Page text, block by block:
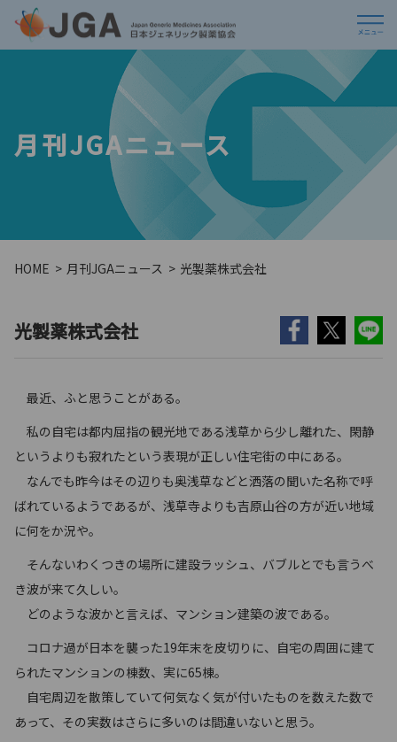
月刊JGAニュース
HOME 月刊JGAニュース 光製薬株式会社
光製薬株式会社
最近、ふと思うことがある。
私の自宅は都内屈指の観光地である浅草から少し離れた、閑静
というよりも寂れたという表現が正しい住宅街の中にある。
なんでも昨今はその辺りも奥浅草などと洒落の聞いた名称で呼
ばれているようであるが、浅草寺よりも吉原山谷の方が近い地域
に何をか況や。
そんないわくつきの場所に建設ラッシュ、バブルとでも言うべ
き波が来て久しい。
どのような波かと言えば、マンション建築の波である。
コロナ過が日本を襲った19年末を皮切りに、自宅の周囲に建て
られたマンションの棟数、実に65棟。
自宅周辺を散策していて何気なく気が付いたものを数えた数で
あって、その実数はさらに多いのは間違いないと思う。